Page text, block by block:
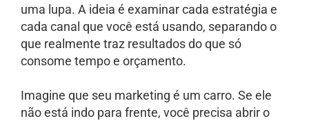
uma lupa. A ideia é examinar cada estratégia e
cada canal que você está usando, separando o
que realmente traz resultados do que só
consome tempo e orçamento.
Imagine que seu marketing é um carro. Se ele
não está indo para frente, você precisa abrir o